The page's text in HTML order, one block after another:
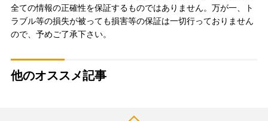
全ての情報の正確性を保証するものではありません。万が一、ト
ラブル等の損失が被っても損害等の保証は一切行っておりません
ので、予めご了承下さい。
他のオススメ記事